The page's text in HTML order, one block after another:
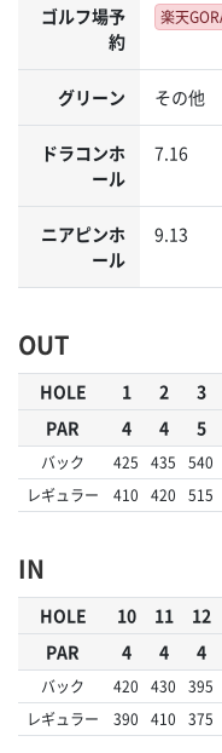
ゴルフ場予
約
楽天
グリーン その他
ドラコンホ
ール
7.16
ニアピンホ
ール
9.13
OUT
HOLE 1 2 3
PAR
4 4 5
バック 425 435 540
レギュラー
410 420 515
IN
HOLE 10 11 12
PAR
4 4 4
バック 420 430 395
レギュラー
390 410 375